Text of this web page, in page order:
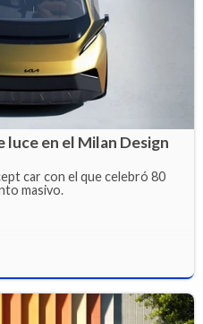
luce en el Milan Design
car con el que celebró 80
masivo.